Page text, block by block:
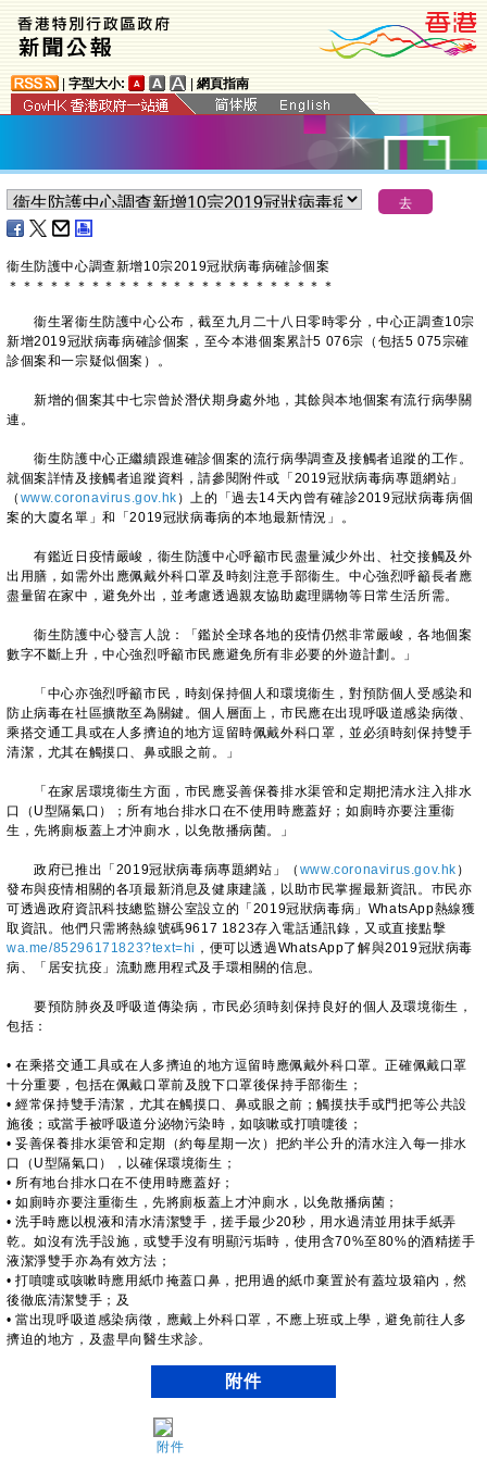
字型大小: 網頁指南
衞生防護中心調查新增10宗2019冠狀病毒病確診個案
＊ ＊ ＊ ＊ ＊ ＊ ＊ ＊ ＊ ＊ ＊ ＊ ＊ ＊ ＊ ＊ ＊ ＊ ＊ ＊ ＊ ＊ ＊ ＊
衞生署衞生防護中心公布，截至九月二十八日零時零分，中心正調查10宗
新增2019冠狀病毒病確診個案，至今本港個案累計5 076宗（包括5 075宗確
診個案和一宗疑似個案）。
新增的個案其中七宗曾於潛伏期身處外地，其餘與本地個案有流行病學關
連。
衞生防護中心正繼續跟進確診個案的流行病學調查及接觸者追蹤的工作。
就個案詳情及接觸者追蹤資料，請參閱附件或「2019冠狀病毒病專題網站」
（ www.coronavirus.gov.hk ）上的「過去14天內曾有確診2019冠狀病毒病個
案的大廈名單」和「2019冠狀病毒病的本地最新情況」。
有鑑近日疫情嚴峻，衞生防護中心呼籲市民盡量減少外出、社交接觸及外
出用膳，如需外出應佩戴外科口罩及時刻注意手部衞生。中心強烈呼籲長者應
盡量留在家中，避免外出，並考慮透過親友協助處理購物等日常生活所需。
衞生防護中心發言人說：「鑑於全球各地的疫情仍然非常嚴峻，各地個案
數字不斷上升，中心強烈呼籲市民應避免所有非必要的外遊計劃。」
「中心亦強烈呼籲市民，時刻保持個人和環境衞生，對預防個人受感染和
防止病毒在社區擴散至為關鍵。個人層面上，市民應在出現呼吸道感染病徵、
乘搭交通工具或在人多擠迫的地方逗留時佩戴外科口罩，並必須時刻保持雙手
清潔，尤其在觸摸口、鼻或眼之前。」
「在家居環境衞生方面，市民應妥善保養排水渠管和定期把清水注入排水
口（U型隔氣口）；所有地台排水口在不使用時應蓋好；如廁時亦要注重衞
生，先將廁板蓋上才沖廁水，以免散播病菌。」
政府已推出「2019冠狀病毒病專題網站」（ www.coronavirus.gov.hk ）
發布與疫情相關的各項最新消息及健康建議，以助市民掌握最新資訊。巿民亦
可透過政府資訊科技總監辦公室設立的「2019冠狀病毒病」WhatsApp熱線獲
取資訊。他們只需將熱線號碼9617 1823存入電話通訊錄，又或直接點擊
wa.me/85296171823?text=hi ，便可以透過WhatsApp了解與2019冠狀病毒
病、「居安抗疫」流動應用程式及手環相關的信息。
要預防肺炎及呼吸道傳染病，市民必須時刻保持良好的個人及環境衞生，
包括：
• 在乘搭交通工具或在人多擠迫的地方逗留時應佩戴外科口罩。正確佩戴口罩
十分重要，包括在佩戴口罩前及脫下口罩後保持手部衞生；
• 經常保持雙手清潔，尤其在觸摸口、鼻或眼之前；觸摸扶手或門把等公共設
施後；或當手被呼吸道分泌物污染時，如咳嗽或打噴嚏後；
• 妥善保養排水渠管和定期（約每星期一次）把約半公升的清水注入每一排水
口（U型隔氣口），以確保環境衞生；
• 所有地台排水口在不使用時應蓋好；
• 如廁時亦要注重衞生，先將廁板蓋上才沖廁水，以免散播病菌；
• 洗手時應以梘液和清水清潔雙手，搓手最少20秒，用水過清並用抹手紙弄
乾。如沒有洗手設施，或雙手沒有明顯污垢時，使用含70%至80%的酒精搓手
液潔淨雙手亦為有效方法；
• 打噴嚏或咳嗽時應用紙巾掩蓋口鼻，把用過的紙巾棄置於有蓋垃圾箱內，然
後徹底清潔雙手；及
• 當出現呼吸道感染病徵，應戴上外科口罩，不應上班或上學，避免前往人多
擠迫的地方，及盡早向醫生求診。
附件
附件